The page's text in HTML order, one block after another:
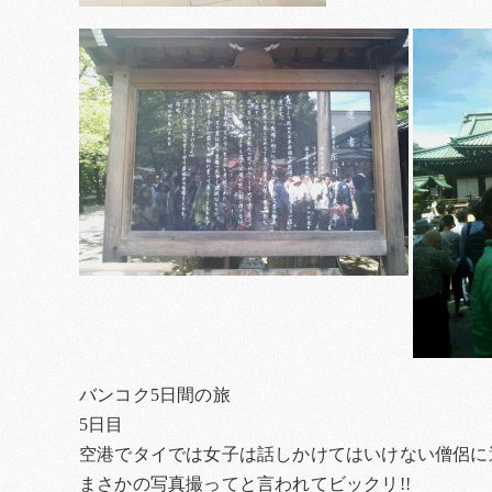
バンコク5日間の旅
5日目
空港でタイでは女子は話しかけてはいけない僧侶
まさかの写真撮ってと言われてビックリ!!